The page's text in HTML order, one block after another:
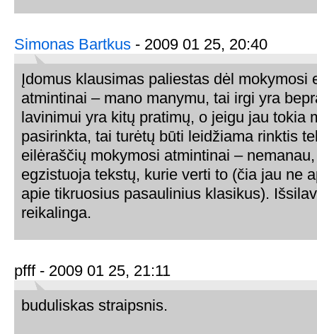
Simonas Bartkus - 2009 01 25, 20:40
Įdomus klausimas paliestas dėl mokymosi
atmintinai – mano manymu, tai irgi yra
lavinimui yra kitų pratimų, o jeigu jau tokia
pasirinkta, tai turėtų būti leidžiama rinktis
eilėraščių mokymosi atmintinai –
egzistuoja tekstų, kurie verti to (čia jau ne
apie tikruosius pasaulinius klasikus).
reikalinga.
pfff - 2009 01 25, 21:11
buduliskas straipsnis.